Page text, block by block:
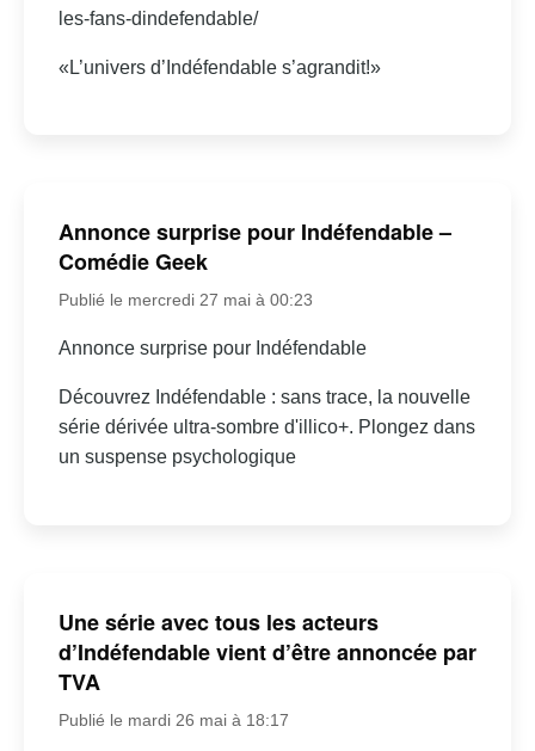
les-fans-dindefendable/
«L’univers d’Indéfendable s’agrandit!»
Annonce surprise pour Indéfendable –
Comédie Geek
Publié le mercredi 27 mai à 00:23
Annonce surprise pour Indéfendable
Découvrez Indéfendable : sans trace, la nouvelle
série dérivée ultra-sombre d'illico+. Plongez dans
un suspense psychologique
Une série avec tous les acteurs
d’Indéfendable vient d’être annoncée par
TVA
Publié le mardi 26 mai à 18:17